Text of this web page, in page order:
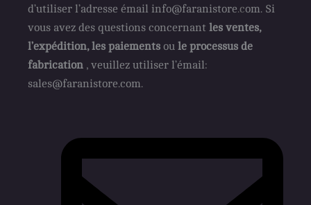
d’utiliser l’adresse émail info@faranistore.com. Si
vous avez des questions concernant les ventes,
l’expédition, les paiements ou le processus de
fabrication , veuillez utiliser l’émail:
sales@faranistore.com.